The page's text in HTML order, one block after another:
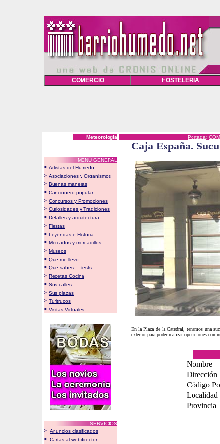
COMERCIO HOSTELERIA
Meteorologia
MENÚ GENERAL
> Artistas del Humedo
> Asociaciones y Organismos
> Buenas maneras
> Cancionero popular
> Concursos y Promociones
> Curiosidades y Tradiciones
> Detalles y arquitectura
> Fiestas
> Leyendas e Historia
> Mercados y mercadillos
> Museos
> Que me llevo
> Que sabes ... tests
> Recetas Cocina
> Sus calles
> Sus plazas
> Turitrucos
> Visitas Virtuales
SERVICIOS
> Anuncios clasificados
> Cartas al webdirector
Portada::
Caja España.
En la Plaza de la Catedral, tenemos una
exterior para poder realizar operaciones con
Nombre
Dirección
Código
Localidad
Provincia